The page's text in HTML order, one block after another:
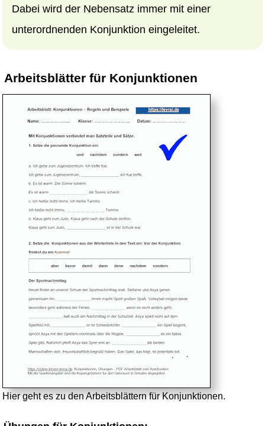
Dabei wird der Nebensatz immer mit einer
unterordnenden Konjunktion eingeleitet.
Arbeitsblätter für Konjunktionen
Hier geht es zu den Arbeitsblättern für Konjunktionen.